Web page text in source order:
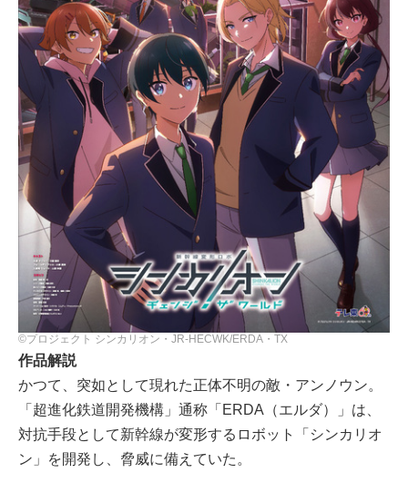
©プロジェクト シンカリオン・JR-HECWK/ERDA・TX
作品解説
かつて、突如として現れた正体不明の敵・アンノウン。
「超進化鉄道開発機構」通称「ERDA（エルダ）」は、
対抗手段として新幹線が変形するロボット「シンカリオ
ン」を開発し、脅威に備えていた。